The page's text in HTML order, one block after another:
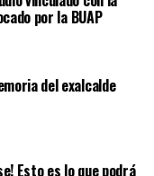
por la BUAP
del exalcalde
Esto es lo que podrá